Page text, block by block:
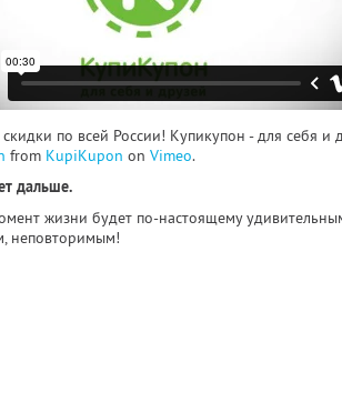
по всей России! Купикупон - для себя и
from KupiKupon on Vimeo.
дальше.
жизни будет по-настоящему
неповторимым!